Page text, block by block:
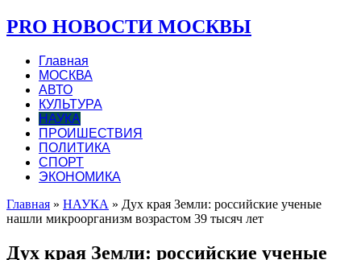
PRO НОВОСТИ МОСКВЫ
Главная
МОСКВА
АВТО
КУЛЬТУРА
НАУКА
ПРОИШЕСТВИЯ
ПОЛИТИКА
СПОРТ
ЭКОНОМИКА
Главная » НАУКА » Дух края Земли: российские ученые
нашли микроорганизм возрастом 39 тысяч лет
Дух края Земли: российские ученые